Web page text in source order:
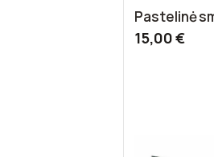
Pastelinė
15,00 €